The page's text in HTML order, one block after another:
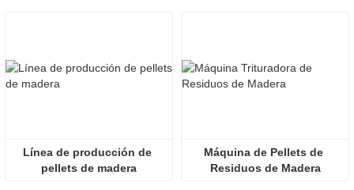
Línea de producción de
pellets de madera
Máquina de Pellets de
Residuos de Madera